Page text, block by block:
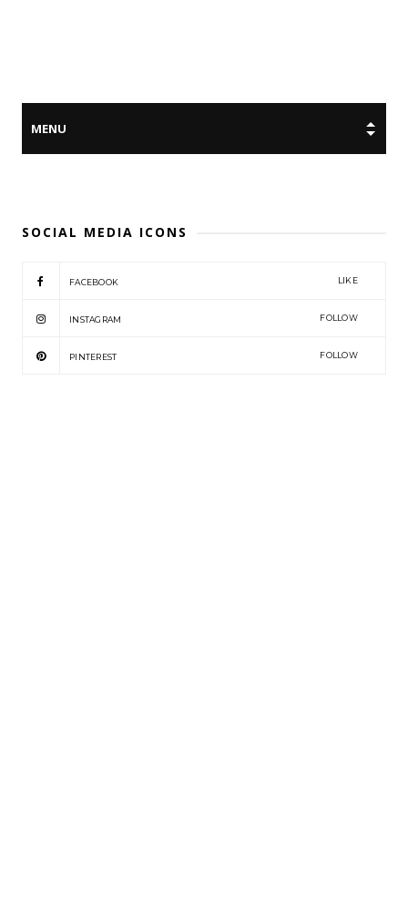
SOCIAL MEDIA ICONS
FACEBOOK LIKE
INSTAGRAM FOLLOW
PINTEREST FOLLOW